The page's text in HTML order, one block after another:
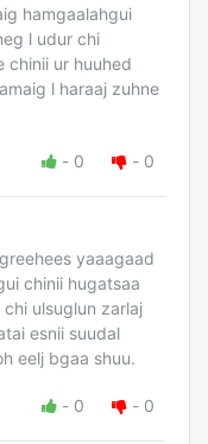
hamgaalahgui
l udur chi
chinii ur huuhed
l haraaj zuhne
- 0 - 0
yaaagaad
chinii hugatsaa
ulsuglun zarlaj
esnii suudal
eelj bgaa shuu.
- 0 - 0